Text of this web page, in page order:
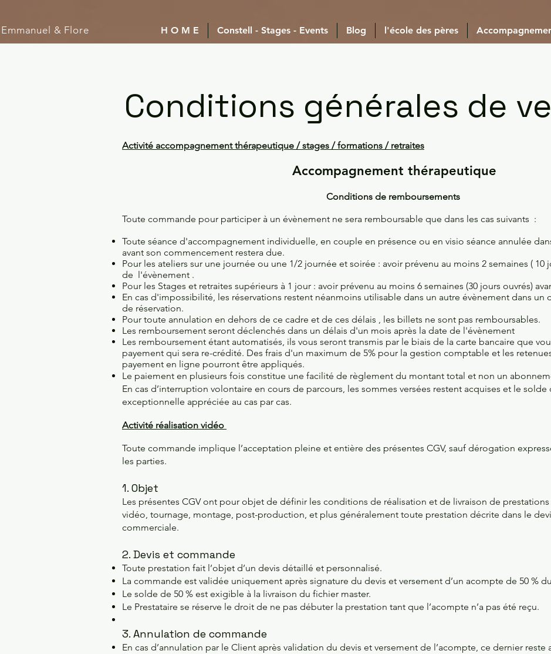
Emmanuel & Flore H O M E Constell - Stages - Events Blog l'école des pères
Conditions générales de
Activité accompagnement thérapeutique / stages / formations / retraites
Accompagnement thérapeutique
Conditions de remboursements
Toute commande pour participer à un évènement ne sera remboursable que dans les cas suivants :
Toute séance d'accompagnement individuelle, en couple en présence ou en visio séance annulée
avant son commencement restera due.
Pour les ateliers sur une journée ou une 1/2 journée et soirée : avoir prévenu au moins 2 semaines ( 10
de l'évènement .
Pour les Stages et retraites supérieurs à 1 jour : avoir prévenu au moins 6 semaines (30 jours ouvrés)
En cas d'impossibilité, les réservations restent néanmoins utilisable dans un autre évènement​ dans un
de réservation.​
Pour toute annulation en dehors de ce cadre et de ces délais , les billets ne sont pas remboursables.
Les remboursement seront déclenchés dans un délais d'un mois après la date de l'évènement
Les remboursement étant automatisés, ils vous seront transmis par le biais de la carte bancaire que
payement qui sera re-crédité. Des frais d'un maximum de 5% pour la gestion comptable et les
payement en ligne pourront être appliqués.
Le paiement en plusieurs fois constitue une facilité de règlement du montant total et non un
En cas d’interruption volontaire en cours de parcours, les sommes versées restent acquises et le
exceptionnelle appréciée au cas par cas.
Activité réalisation vidéo
Toute commande implique l’acceptation pleine et entière des présentes CGV, sauf dérogation
les parties.
1. Objet
Les présentes CGV ont pour objet de définir les conditions de réalisation et de livraison de
vidéo, tournage, montage, post-production, et plus généralement toute prestation décrite dans le
commerciale.
2. Devis et commande
Toute prestation fait l’objet d’un devis détaillé et personnalisé.
La commande est validée uniquement après signature du devis et versement d’un acompte de 50 %
Le solde de 50 % est exigible à la livraison du fichier master.
Le Prestataire se réserve le droit de ne pas débuter la prestation tant que l’acompte n’a pas été reçu.
3. Annulation de commande
En cas d’annulation par le Client après validation du devis et versement de l’acompte, ce dernier reste